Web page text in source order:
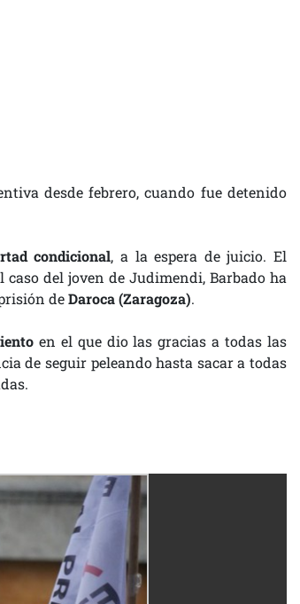
desde febrero, cuando fue detenido
condicional, a la espera de juicio. El
del joven de Judimendi, Barbado ha
deDaroca (Zaragoza).
en el que dio las gracias a todas las
de seguir peleando hasta sacar a todas